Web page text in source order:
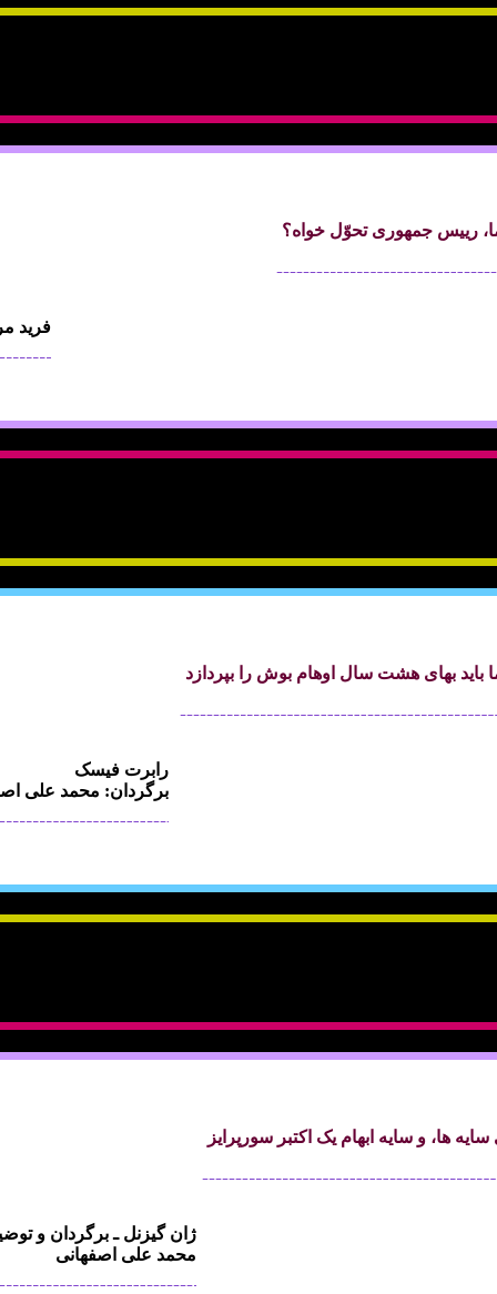
رييس جمهوری تحوّل خواه؟
فريد
بايد بهای هشت سال اوهام بوش را بپردازد
رابرت فيسک
برگردان: محمد علی
سايه ها، و سايه ابهام يک اکتبر سورپرايز
ژان گيزنل ـ برگردان و
محمد علی اصفهانی